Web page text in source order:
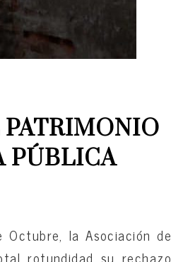
PÚBLICA
la Asociación de
rotundidad su rechazo